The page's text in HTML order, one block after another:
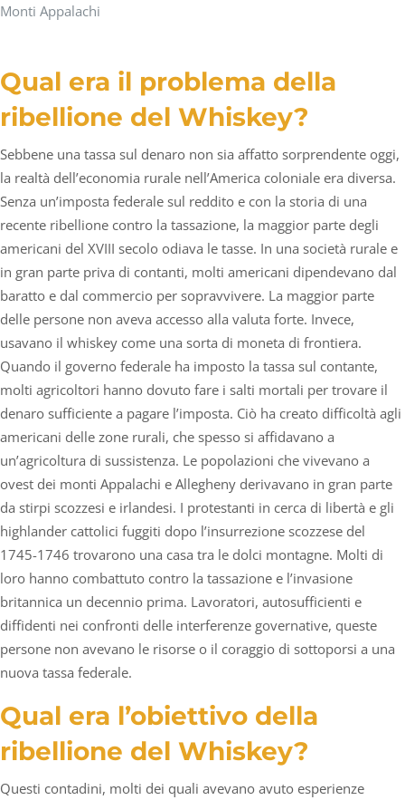
Monti Appalachi
Qual era il problema della
ribellione del Whiskey?
Sebbene una tassa sul denaro non sia affatto sorprendente oggi,
la realtà dell’economia rurale nell’America coloniale era diversa.
Senza un’imposta federale sul reddito e con la storia di una
recente ribellione contro la tassazione, la maggior parte degli
americani del XVIII secolo odiava le tasse. In una società rurale e
in gran parte priva di contanti, molti americani dipendevano dal
baratto e dal commercio per sopravvivere. La maggior parte
delle persone non aveva accesso alla valuta forte. Invece,
usavano il whiskey come una sorta di moneta di frontiera.
Quando il governo federale ha imposto la tassa sul contante,
molti agricoltori hanno dovuto fare i salti mortali per trovare il
denaro sufficiente a pagare l’imposta. Ciò ha creato difficoltà agli
americani delle zone rurali, che spesso si affidavano a
un’agricoltura di sussistenza. Le popolazioni che vivevano a
ovest dei monti Appalachi e Allegheny derivavano in gran parte
da stirpi scozzesi e irlandesi. I protestanti in cerca di libertà e gli
highlander cattolici fuggiti dopo l’insurrezione scozzese del
1745-1746 trovarono una casa tra le dolci montagne. Molti di
loro hanno combattuto contro la tassazione e l’invasione
britannica un decennio prima. Lavoratori, autosufficienti e
diffidenti nei confronti delle interferenze governative, queste
persone non avevano le risorse o il coraggio di sottoporsi a una
nuova tassa federale.
Qual era l’obiettivo della
ribellione del Whiskey?
Questi contadini, molti dei quali avevano avuto esperienze